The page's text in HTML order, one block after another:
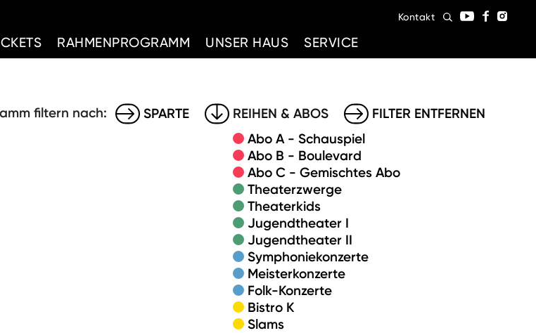
RAHMENPROGRAMM UNSER HAUS SERVICE
Kontakt
filtern nach: SPARTE
REIHEN & ABOS
Abo A - Schauspiel
Abo B - Boulevard
Abo C - Gemischtes Abo
Theaterzwerge
Theaterkids
Jugendtheater I
Jugendtheater II
Symphoniekonzerte
Meisterkonzerte
Folk-Konzerte
Bistro K
Slams
FILTER ENTFERNEN